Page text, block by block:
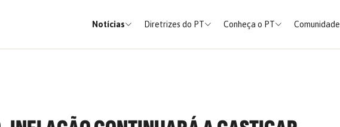
Notícias Diretrizes do PT Conheça o PT Comunidade